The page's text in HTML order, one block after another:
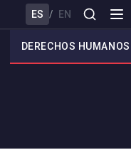
ES / EN
DERECHOS HUMANOS